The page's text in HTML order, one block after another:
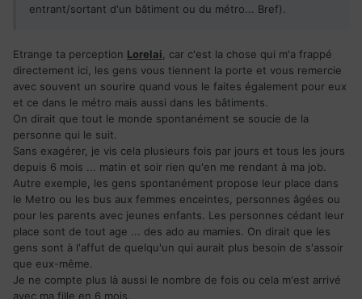
entrant/sortant d'un bâtiment ou du métro... Bref).
Etrange ta perception Lorelai , car c'est la chose qui m'a frappé
directement ici, les gens vous tiennent la porte et vous remercie
avec souvent un sourire quand vous le faites également pour eux
et ce dans le métro mais aussi dans les bâtiments.
On dirait que tout le monde spontanément se soucie de la
personne qui le suit.
Sans exagérer, je vis cela plusieurs fois par jours et tous les jours
depuis 6 mois ... matin et soir rien qu'en me rendant à ma job.
Autre exemple, les gens spontanément propose leur place dans
le Metro ou les bus aux femmes enceintes, personnes âgées ou
pour les parents avec jeunes enfants. Les personnes cédant leur
place sont de tout age ... des ado au mamies. On dirait que les
gens sont à l'affut de quelqu'un qui aurait plus besoin de s'assoir
que eux-même.
Je ne compte plus là aussi le nombre de fois ou cela m'est arrivé
avec ma fille en 6 mois.